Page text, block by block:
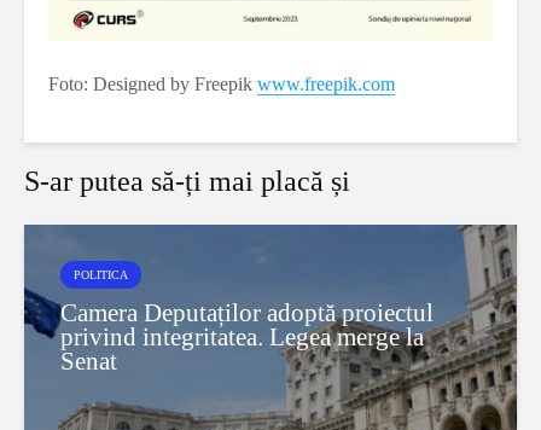
Foto: Designed by Freepik www.freepik.com
S-ar putea să-ți mai placă și
POLITICA
Camera Deputaților adoptă proiectul
privind integritatea. Legea merge la
Senat